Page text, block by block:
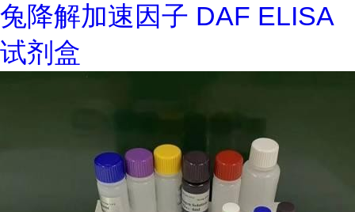
兔降解加速因子 DAF ELISA
试剂盒